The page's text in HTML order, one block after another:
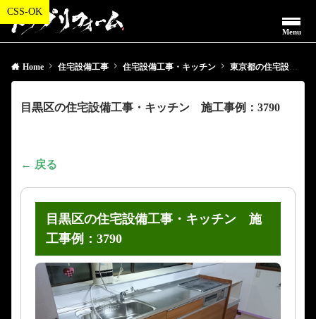
Menu
Home 住宅設備工事 住宅設備工事・キッチン 東京都の住宅設備工事・キッチン
目黒区の住宅設備工事・キッチン 施工事例：3790
← 戻る
目黒区の住宅設備工事・キッチン 施
工事例：3790